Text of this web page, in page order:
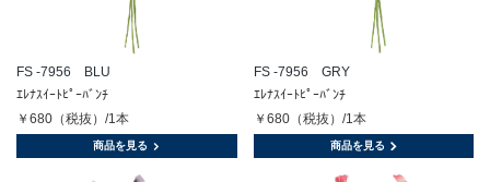
FS -7956 BLU
ｴﾚﾅｽｲｰﾄﾋﾟｰﾊﾞﾝﾁ
￥680（税抜）/1本
商品を見る
FS -7956 GRY
ｴﾚﾅｽｲｰﾄﾋﾟｰﾊﾞﾝﾁ
￥680（税抜）/1本
商品を見る